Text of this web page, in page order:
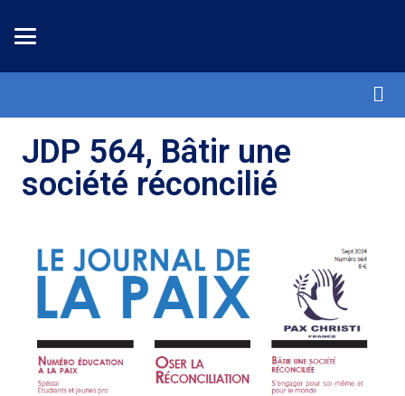
JDP 564, Bâtir une
société réconcilié